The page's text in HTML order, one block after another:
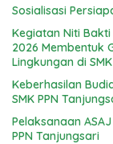
Sosialisasi
Kegiatan Niti
2026 Membentuk
Lingkungan di
Keberhasilan
SMK PPN
Pelaksanaan
PPN Tanjungsari